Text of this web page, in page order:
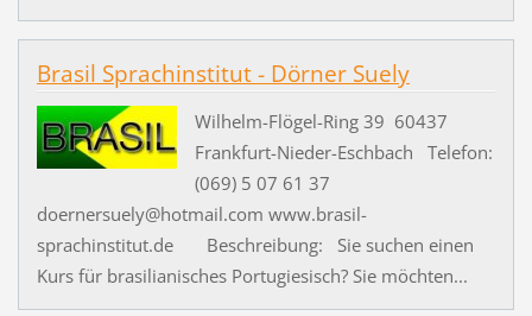
Brasil Sprachinstitut - Dörner Suely
Wilhelm-Flögel-Ring 39 60437
Frankfurt-Nieder-Eschbach Telefon:
(069) 5 07 61 37
doernersuely@hotmail.com www.brasil-
sprachinstitut.de Beschreibung: Sie suchen einen
Kurs für brasilianisches Portugiesisch? Sie möchten...